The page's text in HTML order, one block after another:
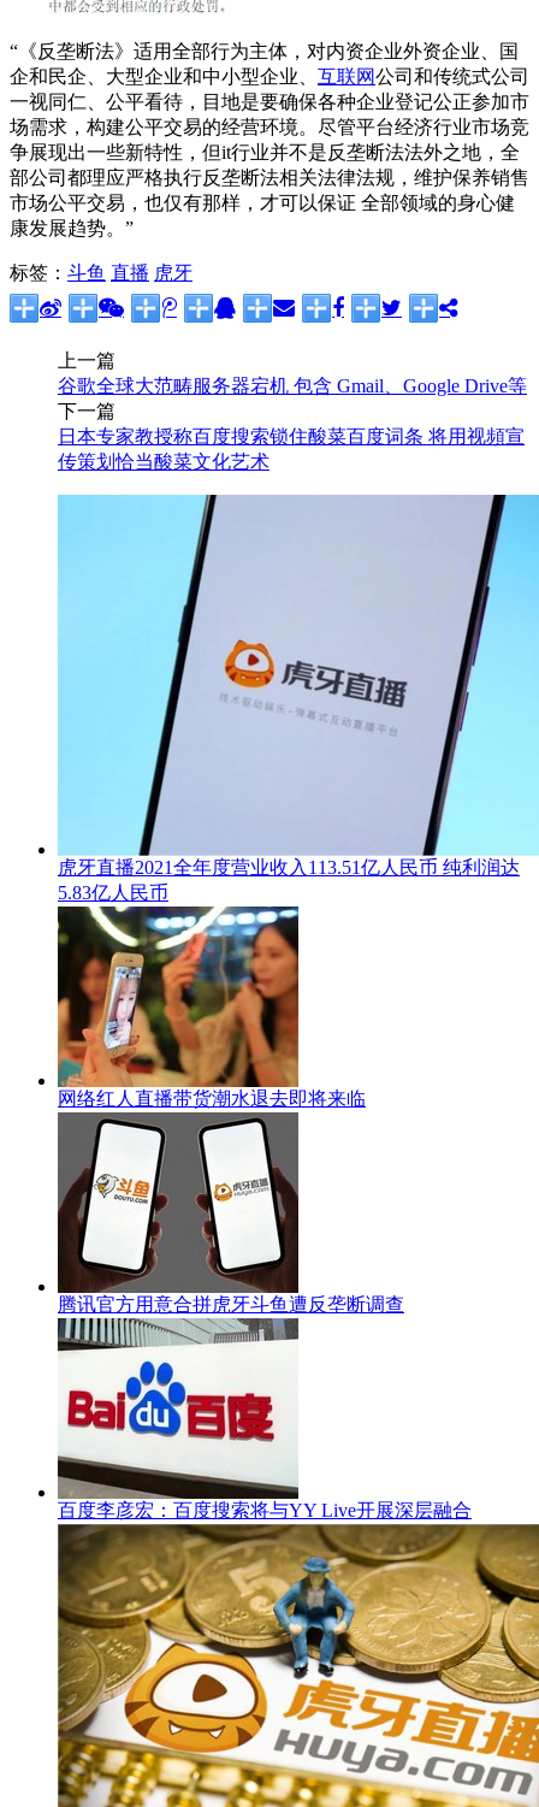
“《反垄断法》适用全部行为主体，对内资企业外资企业、国
企和民企、大型企业和中小型企业、 互联网公司和传统式公司
一视同仁、公平看待，目地是要确保各种企业登记公正参加市
场需求，构建公平交易的经营环境。尽管平台经济行业市场竞
争展现出一些新特性，但it行业并不是反垄断法法外之地，全
部公司都理应严格执行反垄断法相关法律法规，维护保养销售
市场公平交易，也仅有那样，才可以保证 全部领域的身心健
康发展趋势。”
标签： 斗鱼 直播 虎牙
上一篇
谷歌全球大范畴服务器宕机 包含 Gmail、Google Drive等
下一篇
日本专家教授称百度搜索锁住酸菜百度词条 将用视頻宣
传策划恰当酸菜文化艺术
虎牙直播2021全年度营业收入113.51亿人民币 纯利润达
5.83亿人民币
网络红人直播带货潮水退去即将来临
腾讯官方用意合拼虎牙斗鱼遭反垄断调查
百度李彦宏：百度搜索将与YY Live开展深层融合